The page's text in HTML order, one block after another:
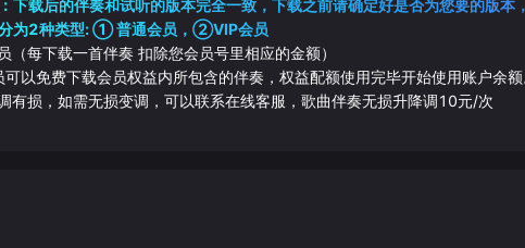
下载后的伴奏和试听的版本完全一致，下载之前请确定好是否为您要的版本
为2种类型: ① 普通会员，②VIP会员
（每下载一首伴奏 扣除您会员号里相应的金额）
可以免费下载会员权益内所包含的伴奏，权益配额使用完毕开始使用账户余额
有损，如需无损变调，可以联系在线客服，歌曲伴奏无损升降调10元/次